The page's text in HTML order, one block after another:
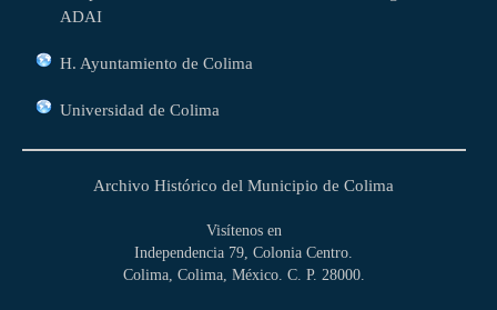
ADAI
H. Ayuntamiento de Colima
Universidad de Colima
Archivo Histórico del Municipio de Colima
Visítenos en
Independencia 79, Colonia Centro.
Colima, Colima, México. C. P. 28000.